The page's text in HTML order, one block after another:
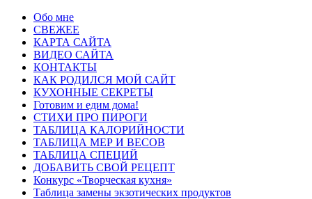
Обо мне
СВЕЖЕЕ
КАРТА САЙТА
ВИДЕО САЙТА
КОНТАКТЫ
КАК РОДИЛСЯ МОЙ САЙТ
КУХОННЫЕ СЕКРЕТЫ
Готовим и едим дома!
СТИХИ ПРО ПИРОГИ
ТАБЛИЦА КАЛОРИЙНОСТИ
ТАБЛИЦА МЕР И ВЕСОВ
ТАБЛИЦА СПЕЦИЙ
ДОБАВИТЬ СВОЙ РЕЦЕПТ
Конкурс «Творческая кухня»
Таблица замены экзотических продуктов